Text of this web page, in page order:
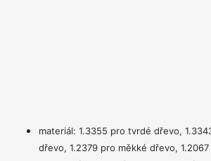
materiál: 1.3355 pro tvrdé dřevo,
dřevo, 1.2379 pro měkké dřevo,